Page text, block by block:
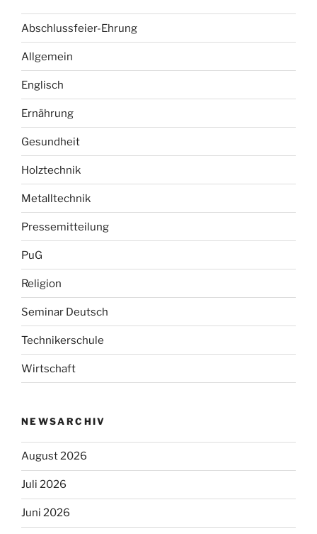
Abschlussfeier-Ehrung
Allgemein
Englisch
Ernährung
Gesundheit
Holztechnik
Metalltechnik
Pressemitteilung
PuG
Religion
Seminar Deutsch
Technikerschule
Wirtschaft
NEWSARCHIV
August 2026
Juli 2026
Juni 2026